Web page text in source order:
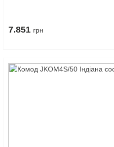
7.851 грн